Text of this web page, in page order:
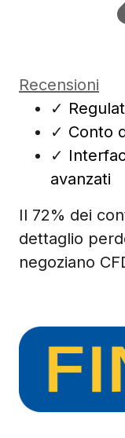
Recensioni
✓
✓ Conto
✓
avanzati
Il 72% dei
dettaglio
negoziano